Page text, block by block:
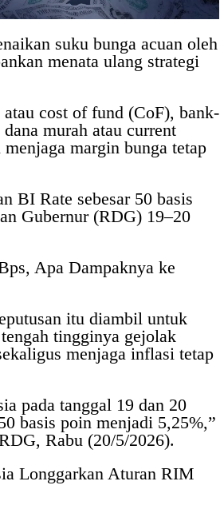
suku bunga acuan oleh
menata ulang strategi
cost of fund (CoF), bank-
murah atau current
margin bunga tetap
BI Rate sebesar 50 basis
Gubernur (RDG) 19–20
Apa Dampaknya ke
itu diambil untuk
tingginya gejolak
menjaga inflasi tetap
pada tanggal 19 dan 20
basis poin menjadi 5,25%,”
Rabu (20/5/2026).
Longgarkan Aturan RIM